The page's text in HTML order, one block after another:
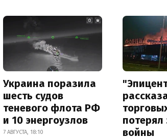
Украина поразила
шесть судов
теневого флота РФ
и 10 энергоузлов
7 АВГУСТА, 18:10
потерял
войны